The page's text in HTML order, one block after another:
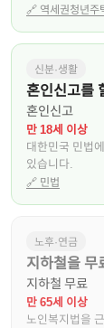
🔗 역세권청년주
신분·생활
혼인신고를
혼인신고
만 18세 이상
대한민국 민법
있습니다.
🔗 민법
노후·연금
지하철을 무
지하철 무료
만 65세 이상
노인복지법을